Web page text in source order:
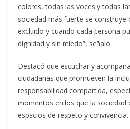
colores, todas las voces y todas
sociedad más fuerte se construye
excluido y cuando cada persona
dignidad y sin miedo”, señaló.
Destacó que escuchar y
ciudadanas que promueven la
responsabilidad compartida,
momentos en los que la sociedad
espacios de respeto y convivencia.